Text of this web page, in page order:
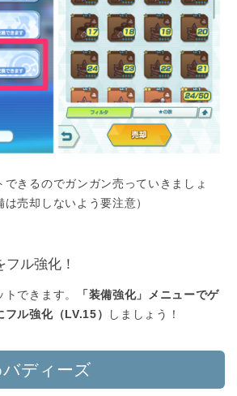
きるのでガンガン売っていきましょ
売却しないよう要注意）
ル強化！
できます。
「装備強化」メニューでゲ
ル強化（LV.15）
しましょう！
ディーズ